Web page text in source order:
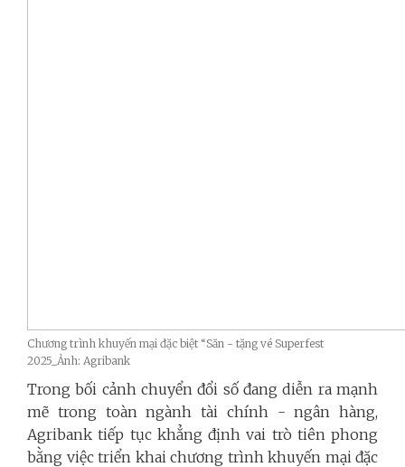
Chương trình khuyến mại đặc biệt “Săn - tặng vé Superfest
2025_Ảnh: Agribank
Trong bối cảnh chuyển đổi số đang diễn ra mạnh
mẽ trong toàn ngành tài chính - ngân hàng,
Agribank tiếp tục khẳng định vai trò tiên phong
bằng việc triển khai chương trình khuyến mại đặc